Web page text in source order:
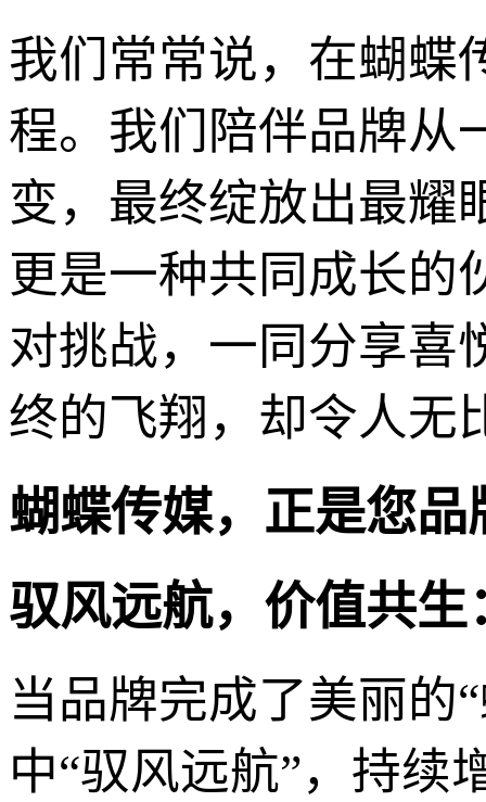
我们常常说，在蝴蝶
程。我们陪伴品牌从
变，最终绽放出最耀
更是一种共同成长的
对挑战，一同分享喜
终的飞翔，却令人无
蝴蝶传媒，正是您
驭风远航，价值共
当品牌完成了美丽的
中“驭风远航”，持续